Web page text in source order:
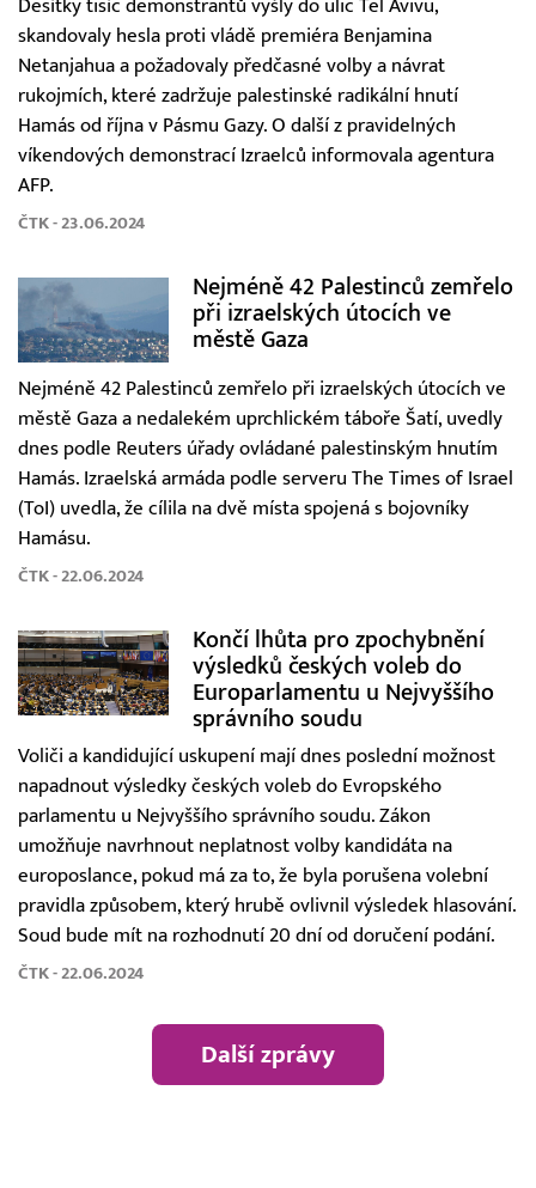
Desítky tisíc demonstrantů vyšly do ulic Tel Avivu,
skandovaly hesla proti vládě premiéra Benjamina
Netanjahua a požadovaly předčasné volby a návrat
rukojmích, které zadržuje palestinské radikální hnutí
Hamás od října v Pásmu Gazy. O další z pravidelných
víkendových demonstrací Izraelců informovala agentura
AFP.
ČTK - 23.06.2024
Nejméně 42 Palestinců zemřelo
při izraelských útocích ve
městě Gaza
Nejméně 42 Palestinců zemřelo při izraelských útocích ve
městě Gaza a nedalekém uprchlickém táboře Šatí, uvedly
dnes podle Reuters úřady ovládané palestinským hnutím
Hamás. Izraelská armáda podle serveru The Times of Israel
(ToI) uvedla, že cílila na dvě místa spojená s bojovníky
Hamásu.
ČTK - 22.06.2024
Končí lhůta pro zpochybnění
výsledků českých voleb do
Europarlamentu u Nejvyššího
správního soudu
Voliči a kandidující uskupení mají dnes poslední možnost
napadnout výsledky českých voleb do Evropského
parlamentu u Nejvyššího správního soudu. Zákon
umožňuje navrhnout neplatnost volby kandidáta na
europoslance, pokud má za to, že byla porušena volební
pravidla způsobem, který hrubě ovlivnil výsledek hlasování.
Soud bude mít na rozhodnutí 20 dní od doručení podání.
ČTK - 22.06.2024
Další zprávy